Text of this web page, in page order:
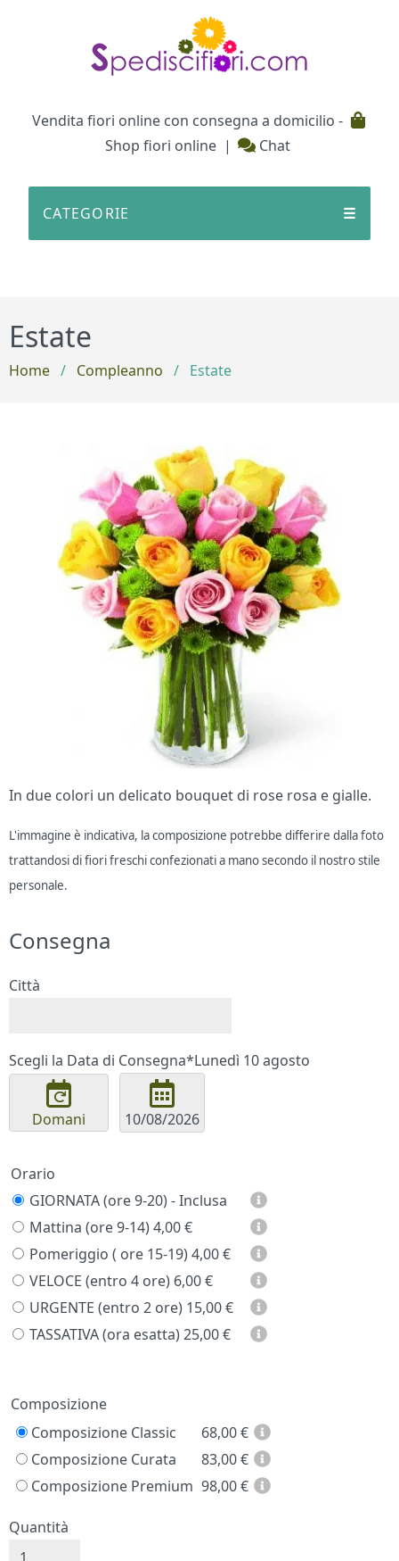
Vendita fiori online con consegna a domicilio -
Shop fiori online | Chat
CATEGORIE ☰
Estate
Home / Compleanno / Estate
In due colori un delicato bouquet di rose rosa e gialle.
L'immagine è indicativa, la composizione potrebbe differire dalla foto
trattandosi di fiori freschi confezionati a mano secondo il nostro stile
personale.
Consegna
Città
Scegli la Data di Consegna*Lunedì 10 agosto
Domani
Orario
GIORNATA (ore 9-20) - Inclusa
Mattina (ore 9-14) 4,00 €
Pomeriggio ( ore 15-19) 4,00 €
VELOCE (entro 4 ore) 6,00 €
URGENTE (entro 2 ore) 15,00 €
TASSATIVA (ora esatta) 25,00 €
Prezzo
Composizione
Composizione Classic
68,00€
Composizione Curata
83,00€
Composizione Premium 98,00€
Quantità